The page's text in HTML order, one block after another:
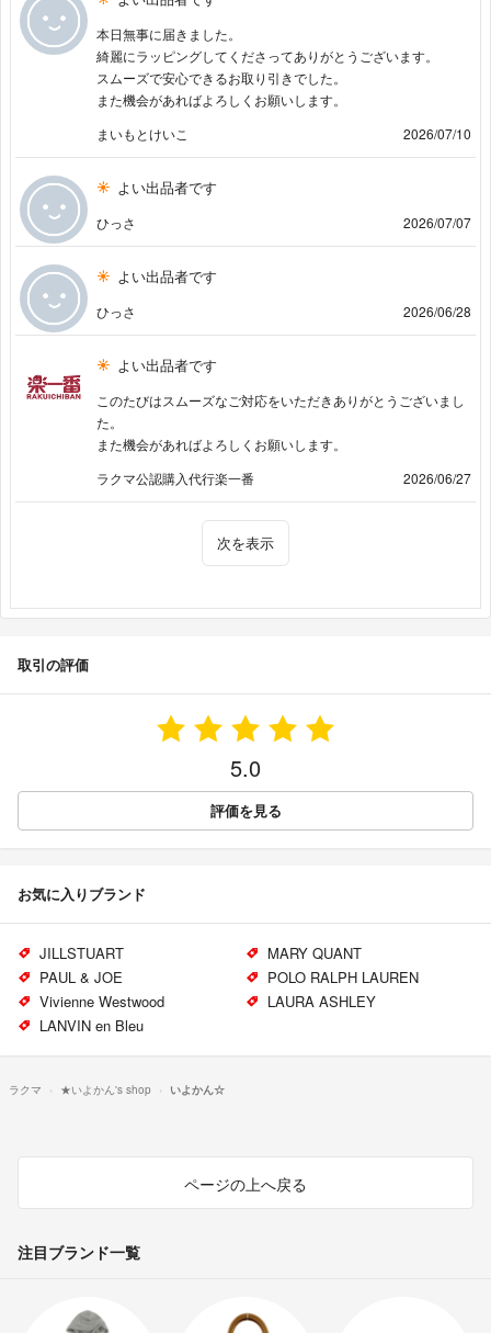
本日無事に届きました。
綺麗にラッピングしてくださってありがとうございます。
スムーズで安心できるお取り引きでした。
また機会があればよろしくお願いします。
まいもとけいこ
2026/07/10
よい出品者です
ひっさ 2026/07/07
よい出品者です
ひっさ 2026/06/28
よい出品者です
このたびはスムーズなご対応をいただきありがとうございまし
た。
また機会があればよろしくお願いします。
ラクマ公認購入代行楽一番
2026/06/27
次を表示
取引の評価
5.0
評価を見る
お気に入りブランド
JILLSTUART
MARY QUANT
PAUL & JOE
POLO RALPH LAUREN
Vivienne Westwood
LAURA ASHLEY
LANVIN en Bleu
ラクマ ★いよかん's shop いよかん☆
ページの上へ戻る
注目ブランド一覧